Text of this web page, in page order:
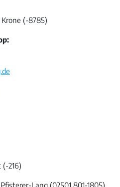
Krone (-8785)
(-216)
Lang (02501 801-1805),